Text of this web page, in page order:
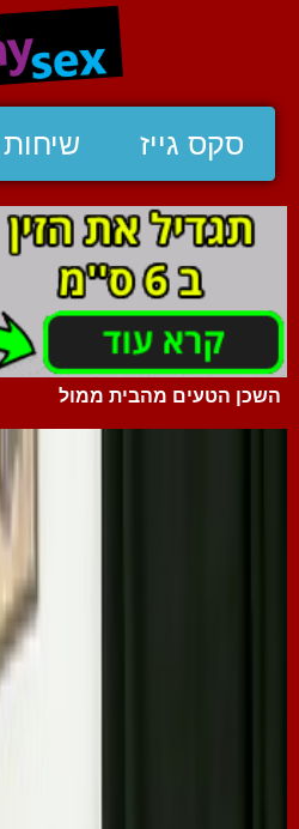
סקס גייז
השכן הטעים מהבית ממול